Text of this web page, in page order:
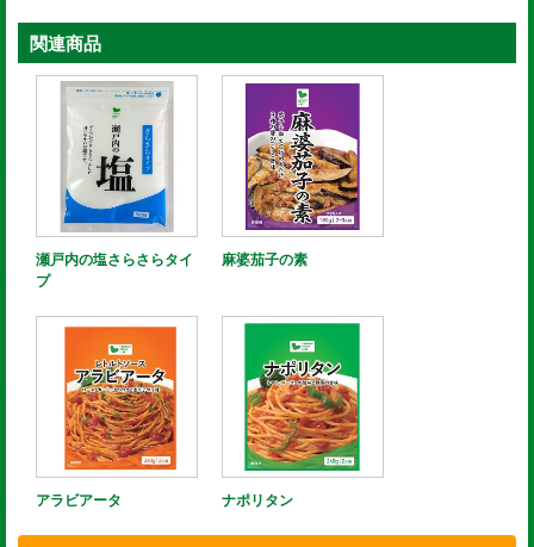
関連商品
瀬戸内の塩さらさらタイ
プ
麻婆茄子の素
アラビアータ ナポリタン